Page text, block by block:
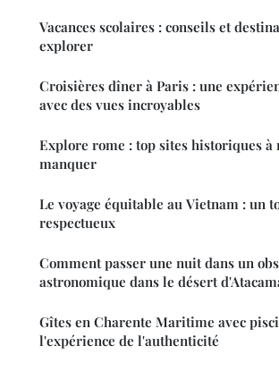
Vacances scolaires : conseils et
explorer
Croisières dîner à Paris : une
avec des vues incroyables
Explore rome : top sites historiques à
manquer
Le voyage équitable au Vietnam : un
respectueux
Comment passer une nuit dans un
astronomique dans le désert
Gîtes en Charente Maritime avec
l'expérience de l'authenticité